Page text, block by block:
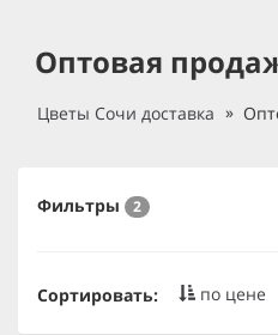
Оптовая
Цветы Сочи доставка
Фильтры 2
Сортировать: по цене